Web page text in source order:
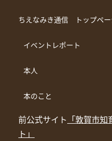
ちえなみき通信 トップペー
イベントレポート
本人
本のこと
前公式サイト 「敦賀市
ト」